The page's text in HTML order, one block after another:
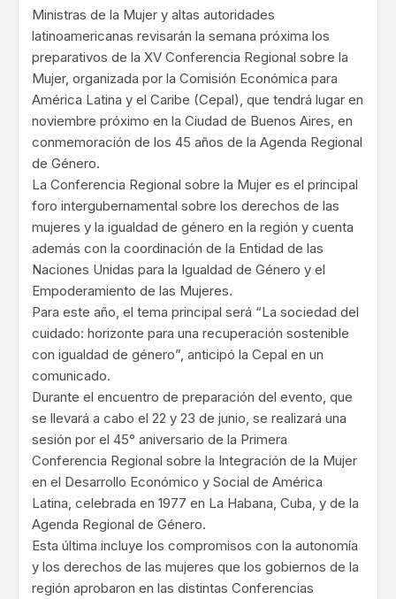
Ministras de la Mujer y altas autoridades
latinoamericanas revisarán la semana próxima los
preparativos de la XV Conferencia Regional sobre la
Mujer, organizada por la Comisión Económica para
América Latina y el Caribe (Cepal), que tendrá lugar en
noviembre próximo en la Ciudad de Buenos Aires, en
conmemoración de los 45 años de la Agenda Regional
de Género.
La Conferencia Regional sobre la Mujer es el principal
foro intergubernamental sobre los derechos de las
mujeres y la igualdad de género en la región y cuenta
además con la coordinación de la Entidad de las
Naciones Unidas para la Igualdad de Género y el
Empoderamiento de las Mujeres.
Para este año, el tema principal será “La sociedad del
cuidado: horizonte para una recuperación sostenible
con igualdad de género”, anticipó la Cepal en un
comunicado.
Durante el encuentro de preparación del evento, que
se llevará a cabo el 22 y 23 de junio, se realizará una
sesión por el 45° aniversario de la Primera
Conferencia Regional sobre la Integración de la Mujer
en el Desarrollo Económico y Social de América
Latina, celebrada en 1977 en La Habana, Cuba, y de la
Agenda Regional de Género.
Esta última incluye los compromisos con la autonomía
y los derechos de las mujeres que los gobiernos de la
región aprobaron en las distintas Conferencias